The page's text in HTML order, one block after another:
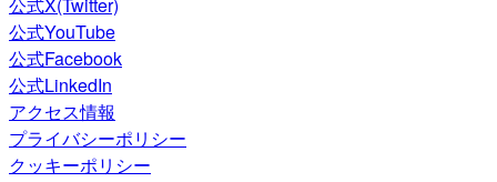
公式YouTube
公式Facebook
公式LinkedIn
アクセス情報
プライバシーポリシー
クッキーポリシー